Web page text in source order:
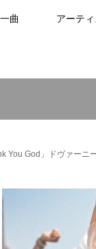
曲 アーテ
You God」ドヴァーニ